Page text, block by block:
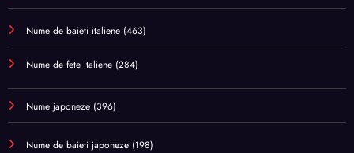
Nume de baieti italiene (463)
Nume de fete italiene (284)
Nume japoneze (396)
Nume de baieti japoneze (198)